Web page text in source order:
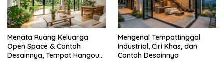
Menata Ruang Keluarga
Open Space & Contoh
Desainnya, Tempat Hangout
Mengenal Tempattinggal
Industrial, Ciri Khas, dan
Contoh Desainnya